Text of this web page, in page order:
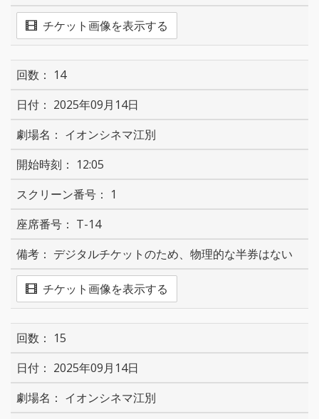
チケット画像を表示する
14
2025年09月14日
イオンシネマ江別
12:05
1
T-14
デジタルチケットのため、物理的な半券はない
チケット画像を表示する
15
2025年09月14日
イオンシネマ江別